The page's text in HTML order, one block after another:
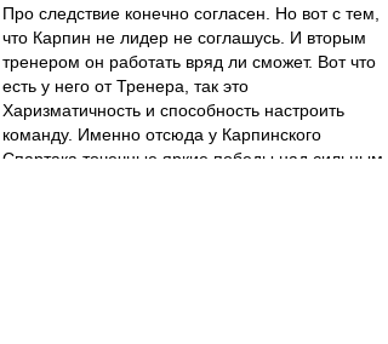
Про следствие конечно согласен. Но вот с тем,
что Карпин не лидер не соглашусь. И вторым
тренером он работать вряд ли сможет. Вот что
есть у него от Тренера, так это
Харизматичность и способность настроить
команду. Именно отсюда у Карпинского
Спартака точечные яркие победы над сильным